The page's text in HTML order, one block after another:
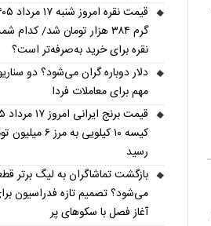
گرم ۳۸۴ هزار تومان شد/
نقره برای خرید به‌صرفه‌تر است؟
دلار دوباره گران می‌شود؟ دو
مهم برای معاملات فردا
کیسه ۱۰ کیلویی به مرز ۶
رسید
بازگشت تماشاگران به لیگ برتر
می‌شود؟ تصمیم تازه فدراسیون
آغاز فصل با سکوهای پر